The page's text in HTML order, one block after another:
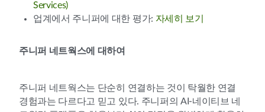
Services)
업계에서 주니퍼에 대한 평가: 자세히 보기
주니퍼 네트웍스에 대하여
주니퍼 네트웍스는 단순히 연결하는 것이 탁월한 연결
경험과는 다르다고 믿고 있다. 주니퍼의 AI-네이티브 네